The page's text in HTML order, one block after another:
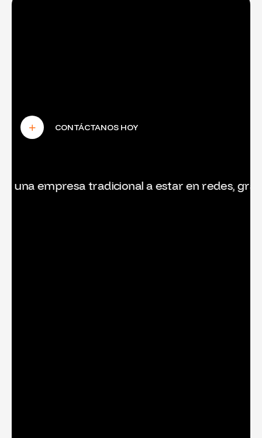
tradicional a estar en redes, gracias